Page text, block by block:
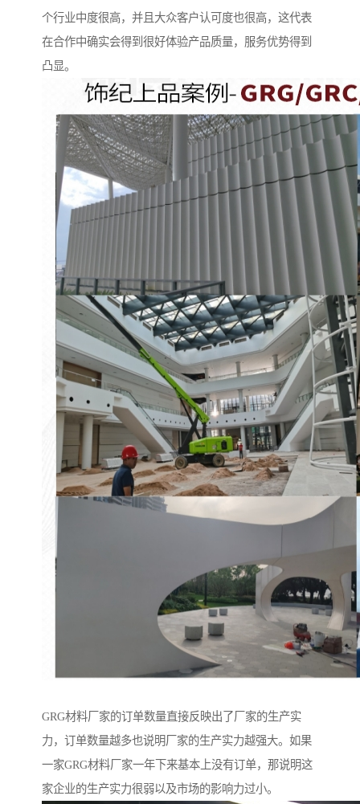
个行业中度很高，并且大众客户认可度也很高，这代表
在合作中确实会得到很好体验产品质量，服务优势得到
凸显。
GRG材料厂家的订单数量直接反映出了厂家的生产实
力，订单数量越多也说明厂家的生产实力越强大。如果
一家GRG材料厂家一年下来基本上没有订单，那说明这
家企业的生产实力很弱以及市场的影响力过小。